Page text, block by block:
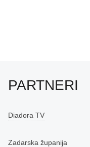
PARTNERI
Diadora TV
Zadarska županija